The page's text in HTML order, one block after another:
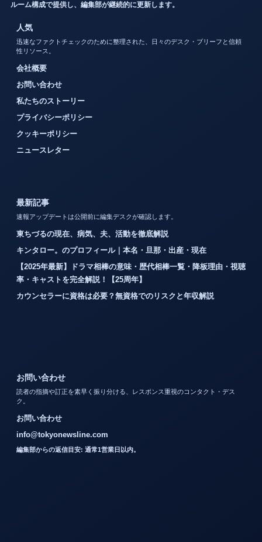
ルーム構成で提供し、編集部が継続的に更新します。
人気
迅速なファクトチェックのために整理された、日々のデスク・ブリーフと信頼
性リソース。
会社概要
お問い合わせ
私たちのストーリー
プライバシーポリシー
クッキーポリシー
ニュースレター
最新記事
速報アップデートは公開前に編集デスクが確認します。
東ちづるの現在、病気、夫、活動を徹底解説
キンタロー。のプロフィール｜本名・旦那・出産・現在
【2025年最新】ドラマ相棒の意味・歴代相棒一覧・降板理由・視聴
率・キャストを完全解説！【25周年】
カウンセラーに資格は必要？無資格でのリスクと年収解説
お問い合わせ
読者の指摘や訂正を素早く振り分ける、レスポンス重視のコンタクト・デス
ク。
お問い合わせ
info@tokyonewsline.com
編集部からの返信目安: 通常1営業日以内。